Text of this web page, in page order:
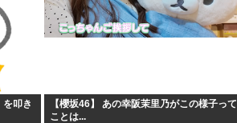
を叩き
【櫻坂46】 あの幸阪茉里乃がこの様子って
ことは...